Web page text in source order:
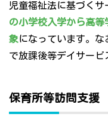
児童福祉法に基づくサ
の小学校入学から高
象になっています。
で放課後等デイサービ
保育所等訪問支援